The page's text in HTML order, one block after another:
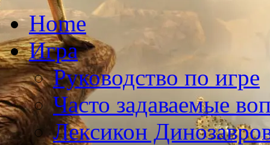
Home
Игра
Руководство по игре
Часто задаваемые
Лексикон